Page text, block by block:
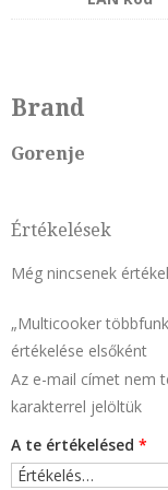
Brand
Gorenje
Értékelések
Még nincsenek
„Multicooker
értékelése elsőként
Az e-mail címet nem
karakterrel jelöltük
A te értékelésed *